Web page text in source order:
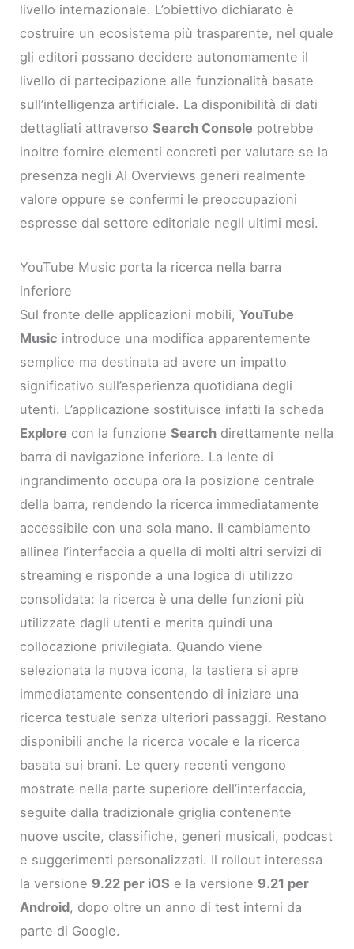
livello internazionale. L’obiettivo dichiarato è
costruire un ecosistema più trasparente, nel quale
gli editori possano decidere autonomamente il
livello di partecipazione alle funzionalità basate
sull’intelligenza artificiale. La disponibilità di dati
dettagliati attraversoSearch Console potrebbe
inoltre fornire elementi concreti per valutare se la
presenza negli AI Overviews generi realmente
valore oppure se confermi le preoccupazioni
espresse dal settore editoriale negli ultimi mesi.
YouTube Music porta la ricerca nella barra
inferiore
Sul fronte delle applicazioni mobili,YouTube
Music introduce una modifica apparentemente
semplice ma destinata ad avere un impatto
significativo sull’esperienza quotidiana degli
utenti. L’applicazione sostituisce infatti la scheda
Explore con la funzioneSearch direttamente nella
barra di navigazione inferiore. La lente di
ingrandimento occupa ora la posizione centrale
della barra, rendendo la ricerca immediatamente
accessibile con una sola mano. Il cambiamento
allinea l’interfaccia a quella di molti altri servizi di
streaming e risponde a una logica di utilizzo
consolidata: la ricerca è una delle funzioni più
utilizzate dagli utenti e merita quindi una
collocazione privilegiata. Quando viene
selezionata la nuova icona, la tastiera si apre
immediatamente consentendo di iniziare una
ricerca testuale senza ulteriori passaggi. Restano
disponibili anche la ricerca vocale e la ricerca
basata sui brani. Le query recenti vengono
mostrate nella parte superiore dell’interfaccia,
seguite dalla tradizionale griglia contenente
nuove uscite, classifiche, generi musicali, podcast
e suggerimenti personalizzati. Il rollout interessa
la versione 9.22 per iOS e la versione 9.21 per
Android, dopo oltre un anno di test interni da
parte di Google.